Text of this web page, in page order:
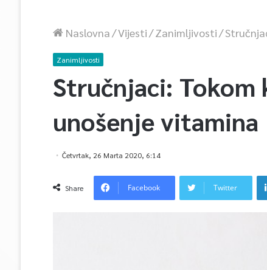
Naslovna/Vijesti/Zanimljivosti/
Zanimljivosti
Stručnjaci: Tokom
unošenje vitamina
Četvrtak, 26 Marta 2020, 6:14
Share Facebook Twitter